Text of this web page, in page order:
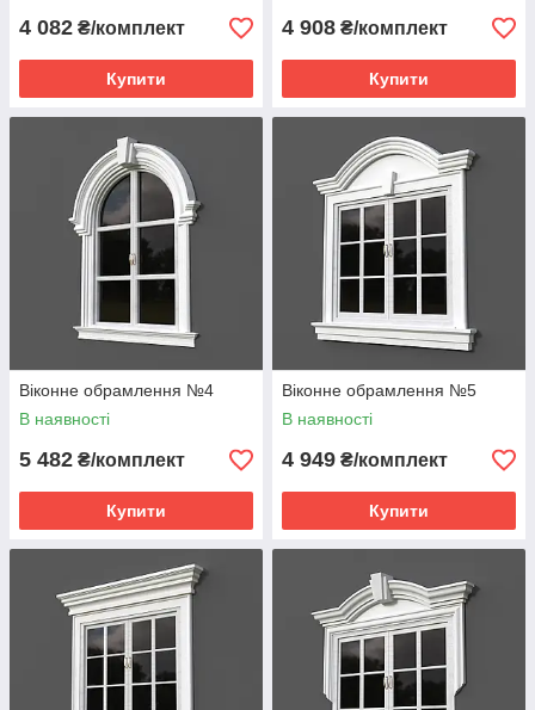
4 082 ₴/комплект
Купити
4 908 ₴/комплект
Купити
Віконне обрамлення №4
В наявності
5 482 ₴/комплект
Купити
Віконне обрамлення №5
В наявності
4 949 ₴/комплект
Купити